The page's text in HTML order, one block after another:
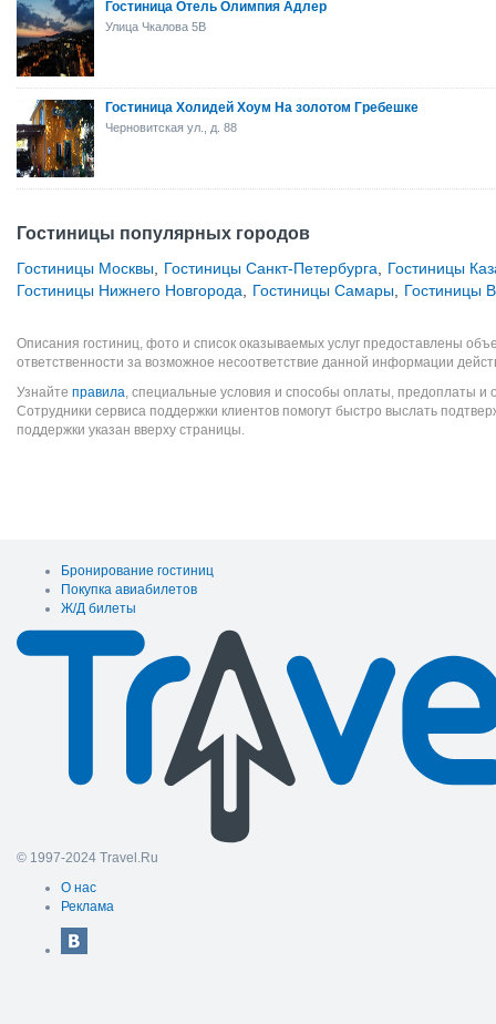
Гостиница Отель Олимпия Адлер
Улица Чкалова 5B
Гостиница Холидей Хоум На золотом Гребешке
Черновитская ул., д. 88
Гостиницы популярных городов
Гостиницы Москвы Гостиницы Санкт-Петербурга
Гостиницы
Гостиницы Нижнего Новгорода
Гостиницы Самары Гостиницы
Описания гостиниц, фото и список оказываемых услуг предоставлены
ответственности за возможное несоответствие данной информации
Узнайте правила, специальные условия и способы оплаты, предоплаты и
Сотрудники сервиса поддержки клиентов помогут быстро выслать
поддержки указан вверху страницы.
Бронирование гостиниц
Покупка авиабилетов
Ж/Д билеты
© 1997-2024 Travel.Ru
О нас
Реклама